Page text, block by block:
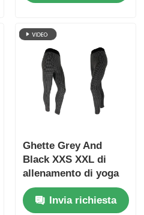
Ghette Grey And
Black XXS XXL di
allenamento di yoga
del controllo del
dente di segugio
Invia richiesta